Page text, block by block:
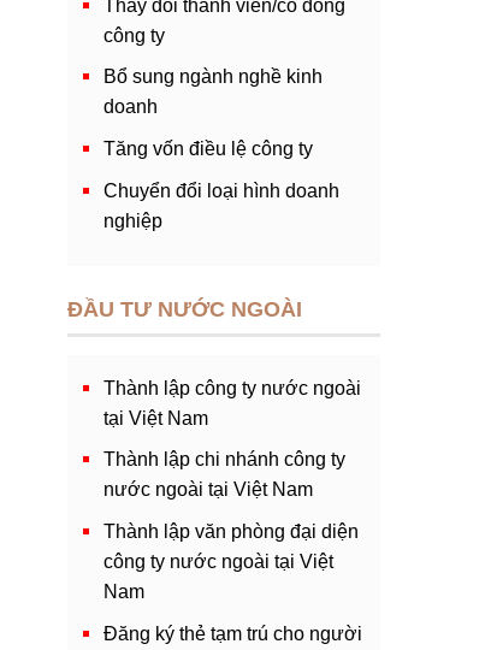
Thay đổi thành viên/cổ đông
công ty
Bổ sung ngành nghề kinh
doanh
Tăng vốn điều lệ công ty
Chuyển đổi loại hình doanh
nghiệp
ĐẦU TƯ NƯỚC NGOÀI
Thành lập công ty nước ngoài
tại Việt Nam
Thành lập chi nhánh công ty
nước ngoài tại Việt Nam
Thành lập văn phòng đại diện
công ty nước ngoài tại Việt
Nam
Đăng ký thẻ tạm trú cho người